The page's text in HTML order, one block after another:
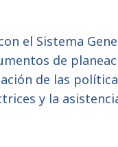
el Sistema
de
de las
y la